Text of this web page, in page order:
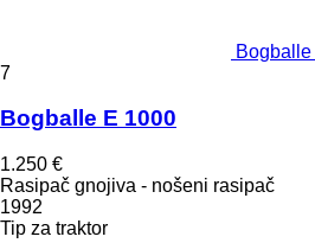
7
Bogballe E 1000
1.250 €
Rasipač gnojiva - nošeni rasipač
1992
Tip za traktor